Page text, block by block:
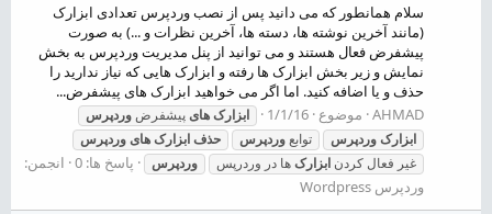
سلام همانطور که می دانید پس از نصب وردپرس تعدادی ابزارک
(مانند آخرین نوشته ها، دسته ها، آخرین نظرات و ...) به صورت
پیشفرض فعال هستند و می توانید از پنل مدیریت وردپرس به بخش
نمایش و زیر بخش ابزارک ها رفته و ابزارک هایی که نیاز ندارید را
حذف و یا اضافه کنید. اما اگر می خواهید ابزارک های پیشفرض...
AHMAD موضوع 1/1/16 ابزارکهایپیشفرض وردپرس
ابزارکوردپرس توابعوردپرس حذفابزارکهایوردپرس
غیر فعال کردن ابزارکها در وردرپس وردپرس پاسخ ها: 0
انجمن:
وردپرس Wordpress